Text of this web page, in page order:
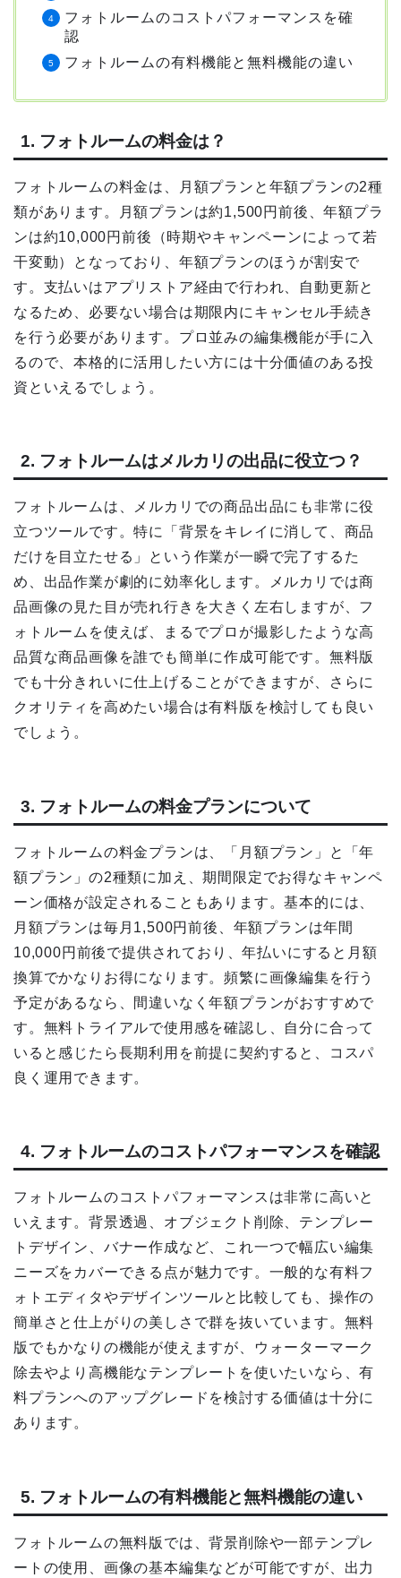
フォトルームのコストパフォーマンスを確
認
フォトルームの有料機能と無料機能の違い
1. フォトルームの料金は？
フォトルームの料金は、月額プランと年額プランの2種
類があります。月額プランは約1,500円前後、年額プラ
ンは約10,000円前後（時期やキャンペーンによって若
干変動）となっており、年額プランのほうが割安で
す。支払いはアプリストア経由で行われ、自動更新と
なるため、必要ない場合は期限内にキャンセル手続き
を行う必要があります。プロ並みの編集機能が手に入
るので、本格的に活用したい方には十分価値のある投
資といえるでしょう。
2. フォトルームはメルカリの出品に役立つ？
フォトルームは、メルカリでの商品出品にも非常に役
立つツールです。特に「背景をキレイに消して、商品
だけを目立たせる」という作業が一瞬で完了するた
め、出品作業が劇的に効率化します。メルカリでは商
品画像の見た目が売れ行きを大きく左右しますが、フ
ォトルームを使えば、まるでプロが撮影したような高
品質な商品画像を誰でも簡単に作成可能です。無料版
でも十分きれいに仕上げることができますが、さらに
クオリティを高めたい場合は有料版を検討しても良い
でしょう。
3. フォトルームの料金プランについて
フォトルームの料金プランは、「月額プラン」と「年
額プラン」の2種類に加え、期間限定でお得なキャンペ
ーン価格が設定されることもあります。基本的には、
月額プランは毎月1,500円前後、年額プランは年間
10,000円前後で提供されており、年払いにすると月額
換算でかなりお得になります。頻繁に画像編集を行う
予定があるなら、間違いなく年額プランがおすすめで
す。無料トライアルで使用感を確認し、自分に合って
いると感じたら長期利用を前提に契約すると、コスパ
良く運用できます。
4. フォトルームのコストパフォーマンスを確認
フォトルームのコストパフォーマンスは非常に高いと
いえます。背景透過、オブジェクト削除、テンプレー
トデザイン、バナー作成など、これ一つで幅広い編集
ニーズをカバーできる点が魅力です。一般的な有料フ
ォトエディタやデザインツールと比較しても、操作の
簡単さと仕上がりの美しさで群を抜いています。無料
版でもかなりの機能が使えますが、ウォーターマーク
除去やより高機能なテンプレートを使いたいなら、有
料プランへのアップグレードを検討する価値は十分に
あります。
5. フォトルームの有料機能と無料機能の違い
フォトルームの無料版では、背景削除や一部テンプレ
ートの使用、画像の基本編集などが可能ですが、出力